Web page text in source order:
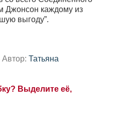
Джонсон каждому из
выгоду”.
Автор: Татьяна
Выделите её,